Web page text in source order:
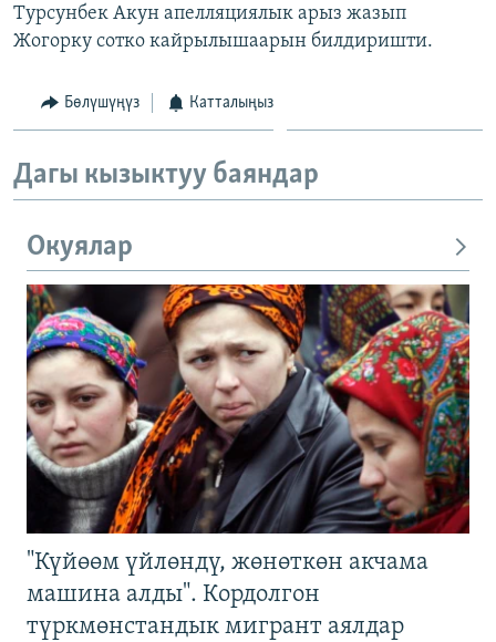
Турсунбек Акун апелляциялык арыз жазып
Жогорку сотко кайрылышаарын билдиришти.
Бөлүшүңүз Катталыңыз
Дагы кызыктуу баяндар
Окуялар
"Күйөөм үйлөндү, жөнөткөн акчама
машина алды". Кордолгон
түркмөнстандык мигрант аялдар